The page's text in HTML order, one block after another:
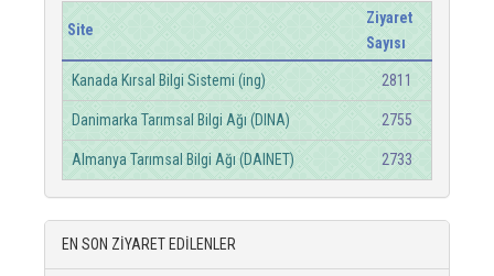
Site
Ziyaret
Sayısı
Kanada Kırsal Bilgi Sistemi (ing) 2811
Danimarka Tarımsal Bilgi Ağı (DINA) 2755
Almanya Tarımsal Bilgi Ağı (DAINET) 2733
EN SON ZİYARET EDİLENLER